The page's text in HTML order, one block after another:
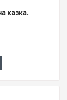
казка.